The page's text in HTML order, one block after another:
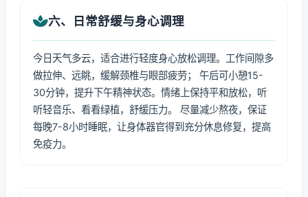
六、日常舒缓与身心调理
今日天气多云，适合进行轻度身心放松调理。工作间隙多
做拉伸、远眺，缓解颈椎与眼部疲劳； 午后可小憩15-
30分钟，提升下午精神状态。情绪上保持平和放松，听
听轻音乐、看看绿植，舒缓压力。 尽量减少熬夜，保证
每晚7-8小时睡眠，让身体器官得到充分休息修复，提高
免疫力。